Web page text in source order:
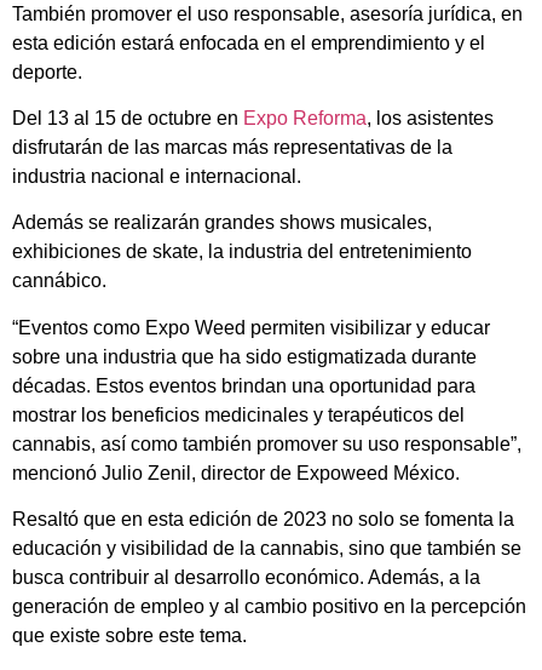
También promover el uso responsable, asesoría jurídica, en
esta edición estará enfocada en el emprendimiento y el
deporte.
Del 13 al 15 de octubre en Expo Reforma, los asistentes
disfrutarán de las marcas más representativas de la
industria nacional e internacional.
Además se realizarán grandes shows musicales,
exhibiciones de skate, la industria del entretenimiento
cannábico.
“Eventos como Expo Weed permiten visibilizar y educar
sobre una industria que ha sido estigmatizada durante
décadas. Estos eventos brindan una oportunidad para
mostrar los beneficios medicinales y terapéuticos del
cannabis, así como también promover su uso responsable”,
mencionó Julio Zenil, director de Expoweed México.
Resaltó que en esta edición de 2023 no solo se fomenta la
educación y visibilidad de la cannabis, sino que también se
busca contribuir al desarrollo económico. Además, a la
generación de empleo y al cambio positivo en la percepción
que existe sobre este tema.